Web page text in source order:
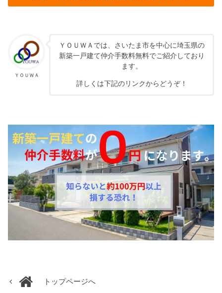
ＹＯＵＷＡ
ＹＯＵＷＡでは、さいたま市を中心に埼玉県の
新築一戸建て仲介手数料無料でご紹介しており
ます。
詳しくは下記のリンクからどうぞ！
トップページへ